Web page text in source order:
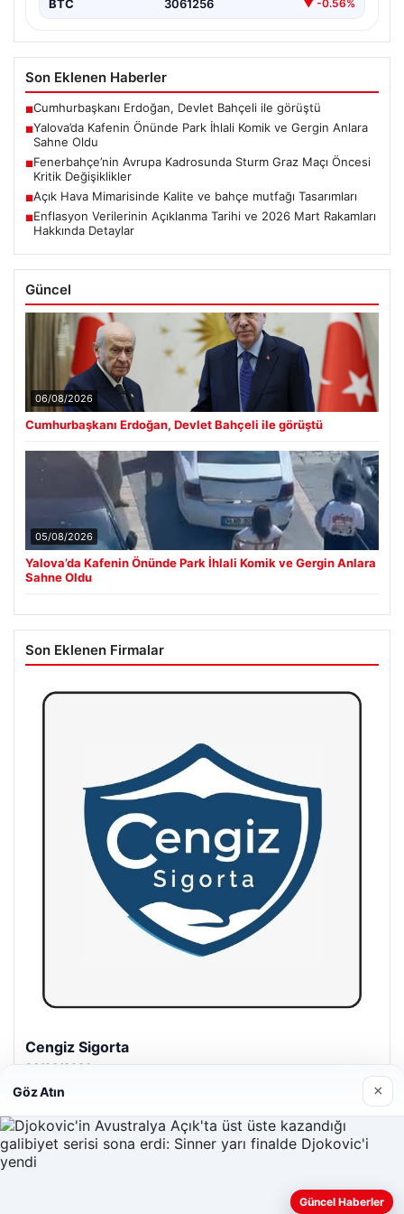
BTC 3061256 ▼ -0.56%
Son Eklenen Haberler
■Cumhurbaşkanı Erdoğan, Devlet Bahçeli ile görüştü
■Yalova’da Kafenin Önünde Park İhlali Komik ve Gergin Anlara
Sahne Oldu
■Fenerbahçe’nin Avrupa Kadrosunda Sturm Graz Maçı Öncesi
Kritik Değişiklikler
■Açık Hava Mimarisinde Kalite ve bahçe mutfağı Tasarımları
■Enflasyon Verilerinin Açıklanma Tarihi ve 2026 Mart Rakamları
Hakkında Detaylar
Güncel
06/08/2026
Cumhurbaşkanı Erdoğan, Devlet Bahçeli ile görüştü
05/08/2026
Yalova’da Kafenin Önünde Park İhlali Komik ve Gergin Anlara
Sahne Oldu
Son Eklenen Firmalar
Hastaş Beton
26/05/2026
Göz Atın ×
Güncel Haberler